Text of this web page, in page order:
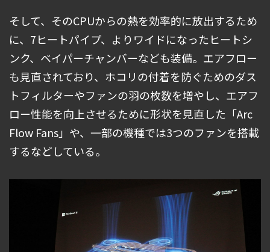
そして、そのCPUからの熱を効率的に放出するため
に、7ヒートパイプ、よりワイドになったヒートシ
ンク、ベイパーチャンバーなども装備。エアフロー
も見直されており、ホコリの付着を防ぐためのダス
トフィルターやファンの羽の枚数を増やし、エアフ
ロー性能を向上させるために形状を見直した「Arc
Flow Fans」や、一部の機種では3つのファンを搭載
するなどしている。